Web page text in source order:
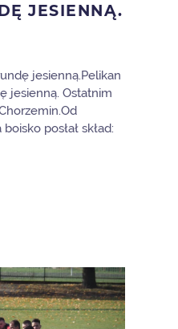
JESIENNĄ.
jesienną.Pelikan
jesienną. Ostatnim
posłał skład: